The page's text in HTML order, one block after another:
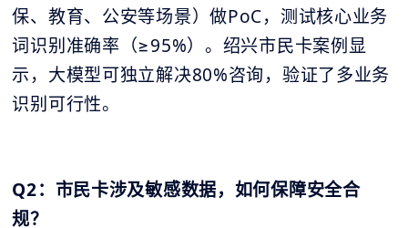
保、教育、公安等场景）做PoC，测试核心业务
词识别准确率（≥95%）。绍兴市民卡案例显
示，大模型可独立解决80%咨询，验证了多业务
识别可行性。
Q2：市民卡涉及敏感数据，如何保障安全合
规？